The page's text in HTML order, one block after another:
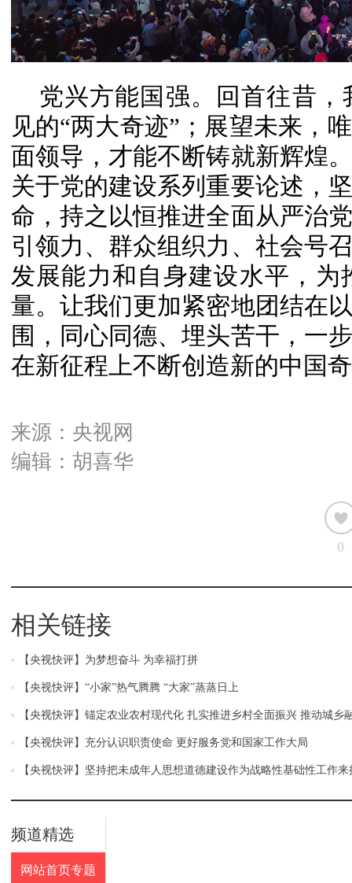
党兴方能国强。回首往昔
见的“两大奇迹”；展望未来，
面领导，才能不断铸就新辉煌
关于党的建设系列重要论述，
命，持之以恒推进全面从严治
引领力、群众组织力、社会号
发展能力和自身建设水平，
量。让我们更加紧密地团结在
围，同心同德、埋头苦干，一
在新征程上不断创造新的中国
来源：央视网
编辑：胡喜华
0
相关链接
【央视快评】为梦想奋斗 为幸福打拼
【央视快评】“小家”热气腾腾 “大家”蒸蒸日上
【央视快评】锚定农业农村现代化 扎实推进乡村全面振兴 推动城乡
【央视快评】充分认识职责使命 更好服务党和国家工作大局
【央视快评】坚持把未成年人思想道德建设作为战略性基础性工作来
频道精选
网站首页专题